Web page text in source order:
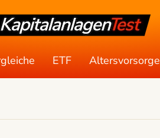
ETF Altersvorsorge